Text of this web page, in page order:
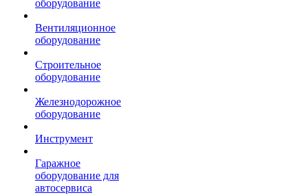
оборудование
Вентиляционное
оборудование
Строительное
оборудование
Железнодорожное
оборудование
Инструмент
Гаражное
оборудование для
автосервиса